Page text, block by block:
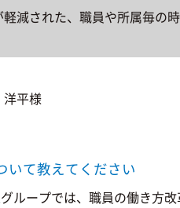
減された、職員や所属毎の
洋平様
いて教えてください
ループでは、職員の働き方